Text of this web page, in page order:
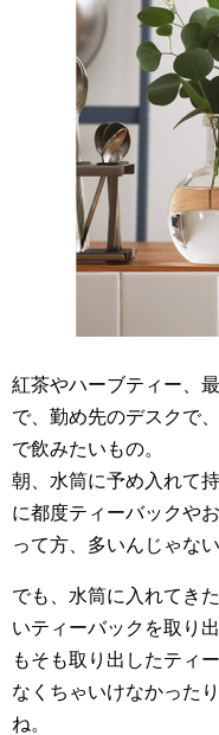
紅茶やハーブティー、
で、勤め先のデスクで
で飲みたいもの。
朝、水筒に予め入れて
に都度ティーバックや
って方、多いんじゃな
でも、水筒に入れてき
いティーバックを取り
もそも取り出したティ
なくちゃいけなかった
ね。